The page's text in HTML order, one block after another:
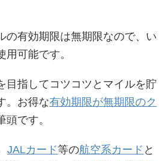
の有効期限は無期限なので、い
可能です。
目指してコツコツとマイルを貯
。お得な有効期限が無期限のク
頭です。
JALカード等の航空系カード と